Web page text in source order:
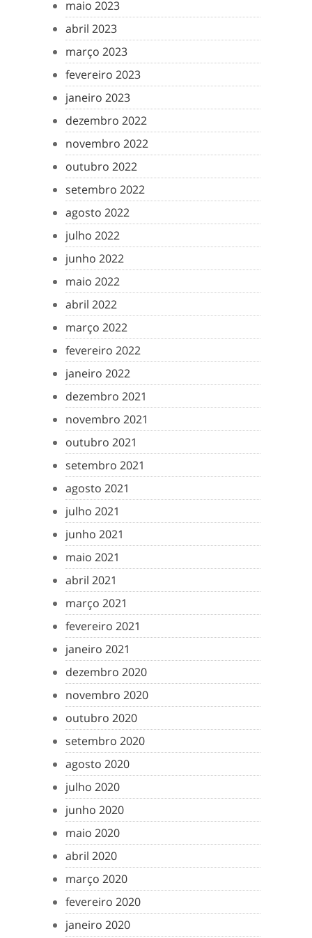
maio 2023
abril 2023
março 2023
fevereiro 2023
janeiro 2023
dezembro 2022
novembro 2022
outubro 2022
setembro 2022
agosto 2022
julho 2022
junho 2022
maio 2022
abril 2022
março 2022
fevereiro 2022
janeiro 2022
dezembro 2021
novembro 2021
outubro 2021
setembro 2021
agosto 2021
julho 2021
junho 2021
maio 2021
abril 2021
março 2021
fevereiro 2021
janeiro 2021
dezembro 2020
novembro 2020
outubro 2020
setembro 2020
agosto 2020
julho 2020
junho 2020
maio 2020
abril 2020
março 2020
fevereiro 2020
janeiro 2020